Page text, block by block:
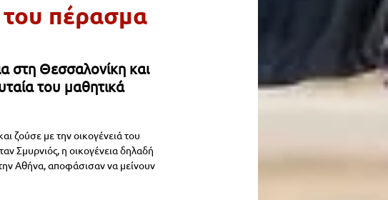
ΝΕΑ ΣΜΥΡΝΗ
του πέρασμα
στη Θεσσαλονίκη και
του μαθητικά
ζούσε με την οικογένειά του
Σμυρνιός, η οικογένεια δηλαδή
Αθήνα, αποφάσισαν να μείνουν